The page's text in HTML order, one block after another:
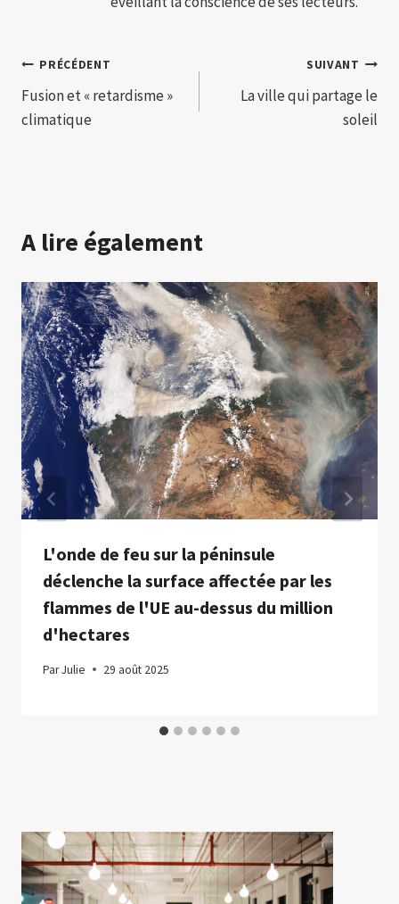
Navigation
de
PRÉCÉDENT
Fusion et « retardisme »
climatique
SUIVANT
La ville qui partage le
soleil
A lire également
L'onde de feu sur la péninsule
déclenche la surface affectée par les
flammes de l'UE au-dessus du million
d'hectares
ParJulie 29 août 2025